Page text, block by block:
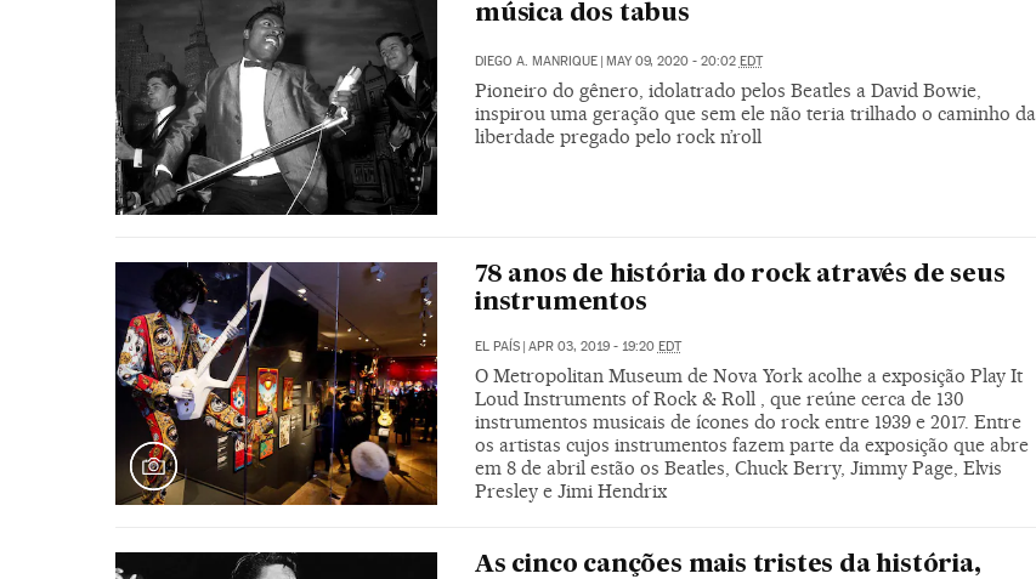
música dos tabus
DIEGO A. MANRIQUE | MAY 09, 2020 - 20:02 EDT
Pioneiro do gênero, idolatrado pelos Beatles a David Bowie,
inspirou uma geração que sem ele não teria trilhado o caminho da
liberdade pregado pelo rock n’roll
78 anos de história do rock através de seus
instrumentos
EL PAÍS APR 03, 2019 - 19:20 EDT
O Metropolitan Museum de Nova York acolhe a exposição Play It
Loud Instruments of Rock & Roll , que reúne cerca de 130
instrumentos musicais de ícones do rock entre 1939 e 2017. Entre
os artistas cujos instrumentos fazem parte da exposição que abre
em 8 de abril estão os Beatles, Chuck Berry, Jimmy Page, Elvis
Presley e Jimi Hendrix
As cinco canções mais tristes da história,